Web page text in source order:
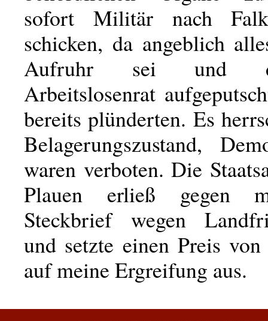
sofort Militär nach
schicken, da angeblich
Aufruhr sei und
Arbeitslosenrat
bereits plünderten. Es
Belagerungszustand,
waren verboten. Die
Plauen erließ gegen
Steckbrief wegen
und setzte einen Preis
auf meine Ergreifung aus.